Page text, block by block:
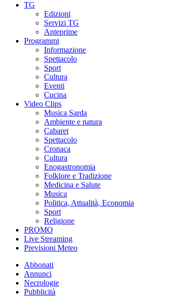
TG
Edizioni
Servizi TG
Anteprime
Programmi
Informazione
Spettacolo
Sport
Cultura
Eventi
Cucina
Video Clips
Musica Sarda
Ambiente e natura
Cabaret
Spettacolo
Cronaca
Cultura
Enogastronomia
Folklore e Tradizione
Medicina e Salute
Musica
Politica, Attualità, Economia
Sport
Religione
PROMO
Live Streaming
Previsioni Meteo
Abbonati
Annunci
Necrologie
Pubblicità